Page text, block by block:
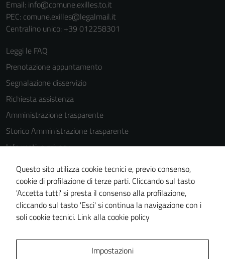
Email: info@comune.exilles.to.it
PEC: comune.exilles@legalmail.it
Centralino unico: +39 012258301
Leggi le FAQ
Prenotazione appuntamento
Segnalazione disservizio
Richiesta assistenza
Amministrazione trasparente
Storico Amministrazione trasparente
Informativa privacy
Cookie Policy
Note legali
Dichiarazione di accessibilità
Piano di miglioramento del sito
Questo sito utilizza cookie tecnici e, previo consenso,
cookie di profilazione di terze parti. Cliccando sul tasto
'Accetta tutti' si presta il consenso alla profilazione,
cliccando sul tasto 'Esci' si continua la navigazione con i
soli cookie tecnici. Link alla cookie policy
Impostazioni